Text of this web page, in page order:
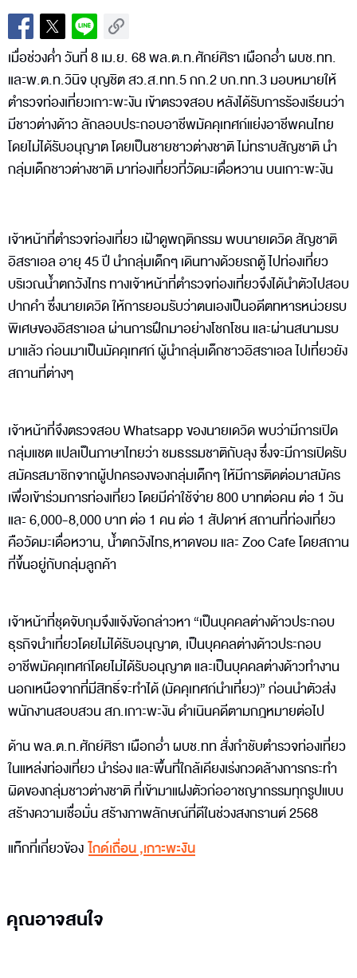
เมื่อช่วงค่ำ วันที่ 8 เม.ย. 68 พล.ต.ท.ศักย์ศิรา เผือกอ่ำ ผบช.ทท.
และพ.ต.ท.วินิจ บุญชิต สว.ส.ทท.5 กก.2 บก.ทท.3 มอบหมายให้
ตำรวจท่องเที่ยวเกาะพะงัน เข้าตรวจสอบ หลังได้รับการร้องเรียนว่า
มีชาวต่างด้าว ลักลอบประกอบอาชีพมัคคุเทศก์แย่งอาชีพคนไทย
โดยไม่ได้รับอนุญาต โดยเป็นชายชาวต่างชาติ ไม่ทราบสัญชาติ นำ
กลุ่มเด็กชาวต่างชาติ มาท่องเที่ยวที่วัดมะเดื่อหวาน บนเกาะพะงัน
เจ้าหน้าที่ตำรวจท่องเที่ยว เฝ้าดูพฤติกรรม พบนายเดวิด สัญชาติ
อิสราเอล อายุ 45 ปี นำกลุ่มเด็กๆ เดินทางด้วยรถตู้ ไปท่องเที่ยว
บริเวณน้ำตกวังไทร ทางเจ้าหน้าที่ตำรวจท่องเที่ยวจึงได้นำตัวไปสอบ
ปากคำ ซึ่งนายเดวิด ให้การยอมรับว่าตนเองเป็นอดีตทหารหน่วยรบ
พิเศษของอิสราเอล ผ่านการฝึกมาอย่างโชกโชน และผ่านสนามรบ
มาแล้ว ก่อนมาเป็นมัคคุเทศก์ ผู้นำกลุ่มเด็กชาวอิสราเอล ไปเที่ยวยัง
สถานที่ต่างๆ
เจ้าหน้าที่จึงตรวจสอบ Whatsapp ของนายเดวิด พบว่ามีการเปิด
กลุ่มแชต แปลเป็นภาษาไทยว่า ชมธรรมชาติกับลุง ซึ่งจะมีการเปิดรับ
สมัครสมาชิกจากผู้ปกครองของกลุ่มเด็กๆ ให้มีการติดต่อมาสมัคร
เพื่อเข้าร่วมการท่องเที่ยว โดยมีค่าใช้จ่าย 800 บาทต่อคน ต่อ 1 วัน
และ 6,000-8,000 บาท ต่อ 1 คน ต่อ 1 สัปดาห์ สถานที่ท่องเที่ยว
คือวัดมะเดื่อหวาน, น้ำตกวังไทร,หาดขอม และ Zoo Cafe โดยสถาน
ที่ขึ้นอยู่กับกลุ่มลูกค้า
เจ้าหน้าที่ชุดจับกุมจึงแจ้งข้อกล่าวหา “เป็นบุคคลต่างด้าวประกอบ
ธุรกิจนำเที่ยวโดยไม่ได้รับอนุญาต, เป็นบุคคลต่างด้าวประกอบ
อาชีพมัคคุเทศก์โดยไม่ได้รับอนุญาต และเป็นบุคคลต่างด้าวทำงาน
นอกเหนือจากที่มีสิทธิ์จะทำได้ (มัคคุเทศก์นำเที่ยว)” ก่อนนำตัวส่ง
พนักงานสอบสวน สภ.เกาะพะงัน ดำเนินคดีตามกฎหมายต่อไป
ด้าน พล.ต.ท.ศักย์ศิรา เผือกอ่ำ ผบช.ทท สั่งกำชับตำรวจท่องเที่ยว
ในแหล่งท่องเที่ยว นำร่อง และพื้นที่ใกล้เคียงเร่งกวดล้างการกระทำ
ผิดของกลุ่มชาวต่างชาติ ที่เข้ามาแฝงตัวก่ออาชญากรรมทุกรูปแบบ
สร้างความเชื่อมั่น สร้างภาพลักษณ์ที่ดีในช่วงสงกรานต์ 2568
แท็กที่เกี่ยวข้องไกด์เถื่อน,เกาะพะงัน
คุณอาจสนใจ